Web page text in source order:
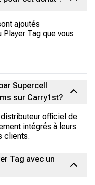
ajoutés
Tag que vous
Supercell
sur Carry1st?
officiel de
intégrés à leurs
clients.
Tag avec un